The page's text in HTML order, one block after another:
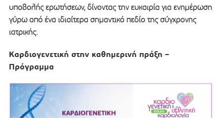
υποβολής ερωτήσεων, δίνοντας την ευκαιρία για ενημέρωση
γύρω από ένα ιδιαίτερα σημαντικό πεδίο της σύγχρονης
ιατρικής.
Καρδιογενετική στην καθημερινή πράξη –
Πρόγραμμα